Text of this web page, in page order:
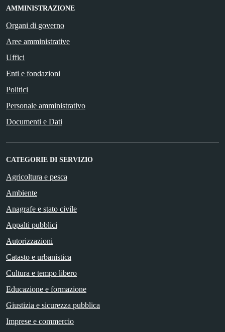
AMMINISTRAZIONE
Organi di governo
Aree amministrative
Uffici
Enti e fondazioni
Politici
Personale amministrativo
Documenti e Dati
CATEGORIE DI SERVIZIO
Agricoltura e pesca
Ambiente
Anagrafe e stato civile
Appalti pubblici
Autorizzazioni
Catasto e urbanistica
Cultura e tempo libero
Educazione e formazione
Giustizia e sicurezza pubblica
Imprese e commercio